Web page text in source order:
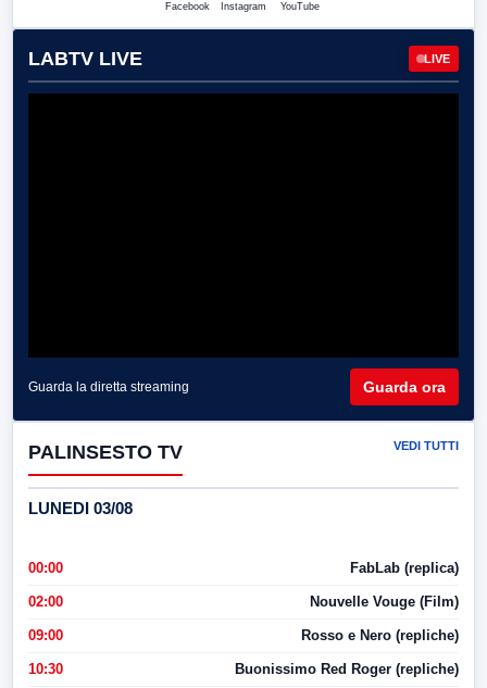
Facebook Instagram YouTube
LABTV LIVE LIVE
Guarda la diretta streaming Guarda ora
PALINSESTO TV VEDI TUTTI
LUNEDI 03/08
00:00 FabLab (replica)
02:00 Nouvelle Vouge (Film)
09:00 Rosso e Nero (repliche)
10:30 Buonissimo Red Roger (repliche)